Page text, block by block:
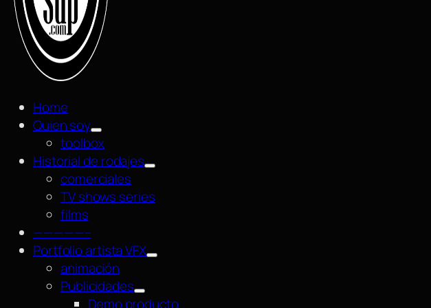
Home
Quien soy
toolbox
Historial de rodajes
comerciales
TV shows series
films
—————–
Portfolio artista VFX
animación
Publicidades
Demo producto